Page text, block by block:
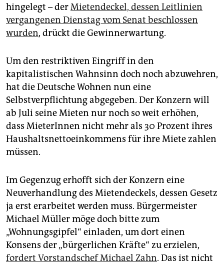
hingelegt – derMietendeckel, dessen Leitlinien
vergangenen Dienstag vom Senat beschlossen
wurden, drückt die Gewinnerwartung.
Um den restriktiven Eingriff in den
kapitalistischen Wahnsinn doch noch abzuwehren,
hat die Deutsche Wohnen nun eine
Selbstverpflichtung abgegeben. Der Konzern will
ab Juli seine Mieten nur noch so weit erhöhen,
dass MieterInnen nicht mehr als 30 Prozent ihres
Haushaltsnettoeinkommens für ihre Miete zahlen
müssen.
Im Gegenzug erhofft sich der Konzern eine
Neuverhandlung des Mietendeckels, dessen Gesetz
ja erst erarbeitet werden muss. Bürgermeister
Michael Müller möge doch bitte zum
„Wohnungsgipfel“ einladen, um dort einen
Konsens der „bürgerlichen Kräfte“ zu erzielen,
fordert Vorstandschef ­Michael Zahn. Das ist nicht